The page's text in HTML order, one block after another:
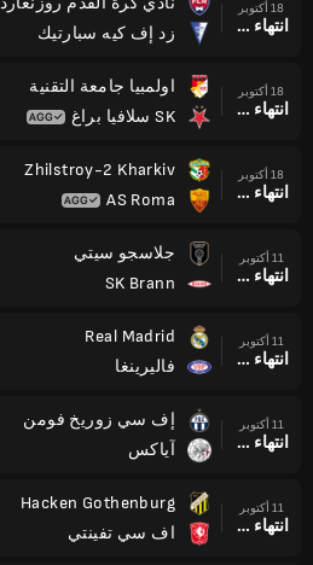
18 أكتوبر
انتهاء وقت المباراة
زد إف كيه سبارتيك
18 أكتوبر
انتهاء وقت المباراة
اولمبيا جامعة التقنية
SK سلافيا براغ
18 أكتوبر
انتهاء وقت المباراة
Zhilstroy-2 Kharkiv
AS Roma
11 أكتوبر
انتهاء وقت المباراة
جلاسجو سيتي
SK Brann
11 أكتوبر
انتهاء وقت المباراة
Real Madrid
فاليرينغا
11 أكتوبر
انتهاء وقت المباراة
إف سي زوريخ فومن
آياكس
11 أكتوبر
انتهاء وقت المباراة
Hacken Gothenburg
اف سي تفينتي